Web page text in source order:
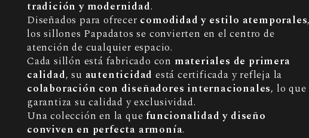
tradición y modernidad.
Diseñados para ofrecer comodidad y estilo atemporales,
los sillones Papadatos se convierten en el centro de
atención de cualquier espacio.
Cada sillón está fabricado con materiales de primera
calidad, su autenticidad está certificada y refleja la
colaboración con diseñadores internacionales, lo que
garantiza su calidad y exclusividad.
Una colección en la quefuncionalidad y diseño
conviven en perfecta armonía.